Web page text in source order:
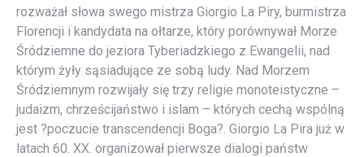
rozważał słowa swego mistrza Giorgio La Piry, burmistrza
Florencji i kandydata na ołtarze, który porównywał Morze
Śródziemne do jeziora Tyberiadzkiego z Ewangelii, nad
którym żyły sąsiadujące ze sobą ludy. Nad Morzem
Śródziemnym rozwijały się trzy religie monoteistyczne –
judaizm, chrześcijaństwo i islam – których cechą wspólną
jest ?poczucie transcendencji Boga?. Giorgio La Pira już w
latach 60. XX. organizował pierwsze dialogi państw